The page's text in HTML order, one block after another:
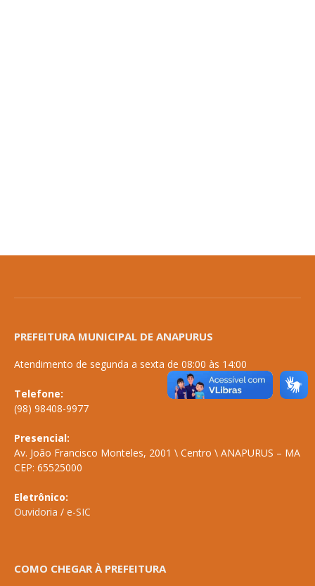
PREFEITURA MUNICIPAL DE ANAPURUS
Atendimento de segunda a sexta de 08:00 às 14:00
Telefone:
(98) 98408-9977
Presencial:
Av. João Francisco Monteles, 2001 \ Centro \ ANAPURUS – MA
CEP: 65525000
Eletrônico:
Ouvidoria / e-SIC
COMO CHEGAR À PREFEITURA